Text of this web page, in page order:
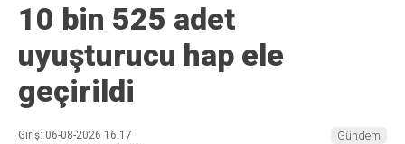
10 bin 525 adet
uyuşturucu hap ele
geçirildi
Giriş: 06-08-2026 16:17
Gündem